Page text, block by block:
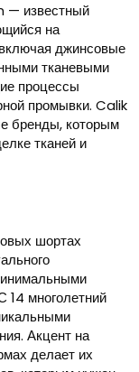
— известный
на
джинсовые
тканевыми
процессы
промывки. Calik
бренды, которым
тканей и
шортах
14 многолетний
Акцент на
делает их